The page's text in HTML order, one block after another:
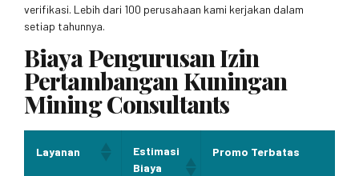
verifikasi. Lebih dari 100 perusahaan kami kerjakan dalam
setiap tahunnya.
Biaya Pengurusan Izin
Pertambangan Kuningan
Mining Consultants
Layanan
Estimasi
Biaya
Promo Terbatas